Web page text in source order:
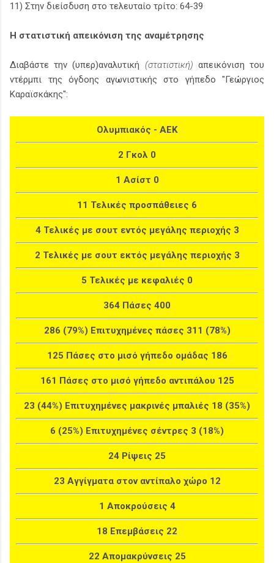
11) Στην διείσδυση στο τελευταίο τρίτο: 64-39
Η στατιστική απεικόνιση της αναμέτρησης
Διαβάστε την (υπερ)αναλυτική (στατιστική) απεικόνιση του
ντέρμπι της όγδοης αγωνιστικής στο γήπεδο "Γεώργιος
Καραϊσκάκης":
Ολυμπιακός - ΑΕΚ
2 Γκολ 0
1 Ασίστ 0
11 Τελικές προσπάθειες 6
4 Τελικές με σουτ εντός μεγάλης περιοχής 3
2 Τελικές με σουτ εκτός μεγάλης περιοχής 3
5 Τελικές με κεφαλιές 0
364 Πάσες 400
286 (79%) Επιτυχημένες πάσες 311 (78%)
125 Πάσες στο μισό γήπεδο ομάδας 186
161 Πάσες στο μισό γήπεδο αντιπάλου 125
23 (44%) Επιτυχημένες μακρινές μπαλιές 18 (35%)
6 (25%) Επιτυχημένες σέντρες 3 (18%)
24 Ρίψεις 25
23 Αγγίγματα στον αντίπαλο χώρο 12
1 Αποκρούσεις 4
18 Επεμβάσεις 22
22 Απομακρύνσεις 25